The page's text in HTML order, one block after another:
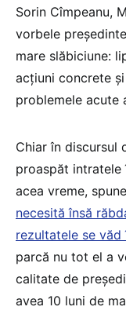
Sorin Cîmpeanu,
vorbele
mare slăbiciune:
acțiuni concrete
problemele acute
Chiar în discursul
proaspăt intratele
acea vreme,
necesită însă
rezultatele se
parcă nu tot el a
calitate de
avea 10 luni de